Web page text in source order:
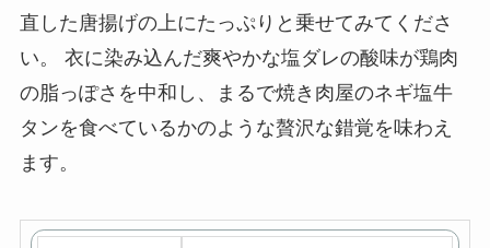
直した唐揚げの上にたっぷりと乗せてみてくださ
い。 衣に染み込んだ爽やかな塩ダレの酸味が鶏肉
の脂っぽさを中和し、まるで焼き肉屋のネギ塩牛
タンを食べているかのような贅沢な錯覚を味わえ
ます。